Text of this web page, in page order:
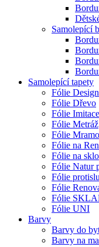
Samolepící
Samolepící tapety
Fólie Design
Fólie Dřevo
Fólie
Fólie Metráž
Fólie
Fólie na
Fólie na sklo
Fólie Natur
Fólie
Fólie
Fólie
Fólie UNI
Barvy
Barvy do
Barvy na